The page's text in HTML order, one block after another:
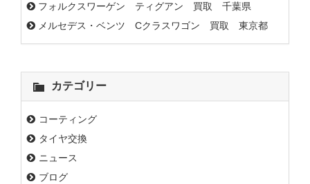
フォルクスワーゲン ティグアン 買取 千葉県
メルセデス・ベンツ Cクラスワゴン 買取 東京都
カテゴリー
コーティング
タイヤ交換
ニュース
ブログ